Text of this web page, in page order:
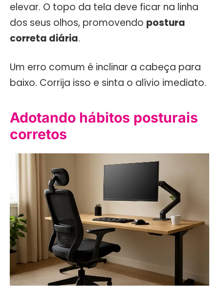
elevar. O topo da tela deve ficar na linha
dos seus olhos, promovendo postura
correta diária.
Um erro comum é inclinar a cabeça para
baixo. Corrija isso e sinta o alívio imediato.
Adotando hábitos posturais
corretos